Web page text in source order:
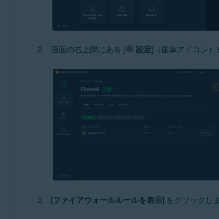
画面の右上隅にある [ 設定]（歯車アイコン）
[ファイアウォールルールを表示] をクリックしま